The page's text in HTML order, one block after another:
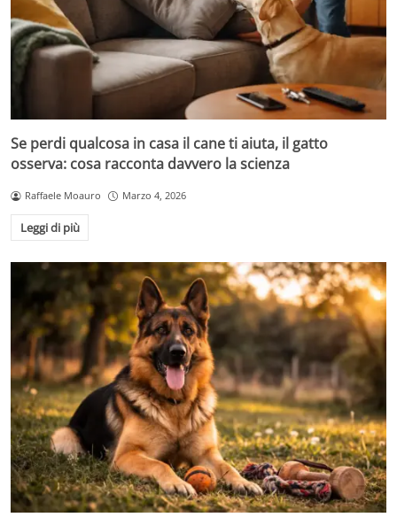
Se perdi qualcosa in casa il cane ti aiuta, il gatto
osserva: cosa racconta davvero la scienza
Raffaele Moauro Marzo 4, 2026
Leggi di più